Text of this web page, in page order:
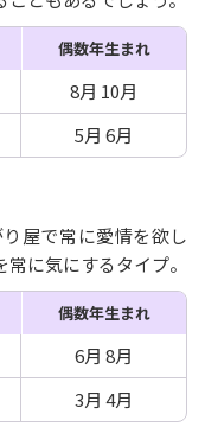
偶数年生まれ
8月 10月
5月 6月
屋で常に愛情を欲し
に気にするタイプ。
偶数年生まれ
6月 8月
3月 4月